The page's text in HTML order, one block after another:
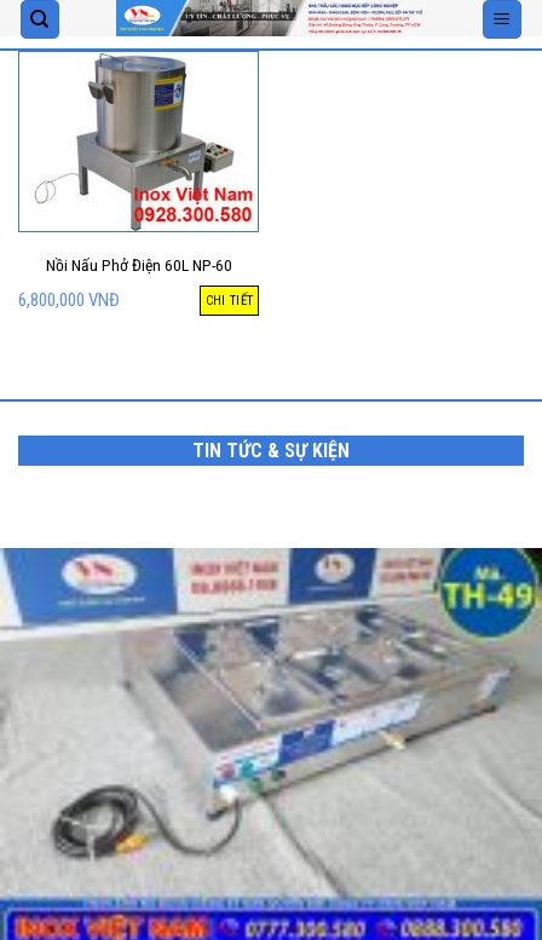
Skip
to
Nồi Nấu Phở Điện 60L NP-60
6,800,000 VNĐ CHI TIẾT
TIN TỨC & SỰ KIỆN